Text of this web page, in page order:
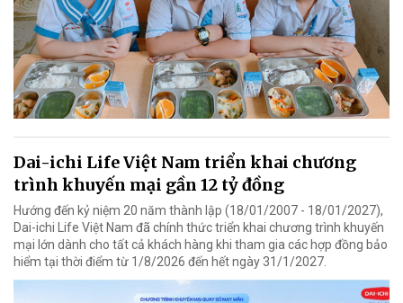
Dai-ichi Life Việt Nam triển khai chương
trình khuyến mại gần 12 tỷ đồng
Hướng đến kỷ niệm 20 năm thành lập (18/01/2007 - 18/01/2027),
Dai-ichi Life Việt Nam đã chính thức triển khai chương trình khuyến
mại lớn dành cho tất cả khách hàng khi tham gia các hợp đồng bảo
hiểm tại thời điểm từ 1/8/2026 đến hết ngày 31/1/2027.